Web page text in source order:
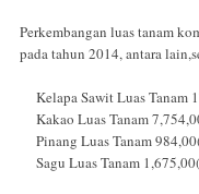
Perkembangan luas tanam
pada tahun 2014, antara
Kelapa Sawit Luas Tanam
Kakao Luas Tanam
Pinang Luas Tanam
Sagu Luas Tanam